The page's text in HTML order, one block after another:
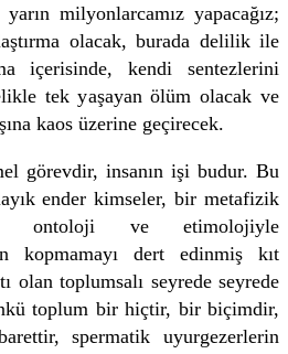
milyonlarcamız yapacağız;
olacak, burada delilik ile
içerisinde, kendi sentezlerini
tek yaşayan ölüm olacak ve
kaos üzerine geçirecek.
görevdir, insanın işi budur. Bu
ender kimseler, bir metafizik
ontoloji ve etimolojiyle
kopmamayı dert edinmiş kıt
olan toplumsalı seyrede seyrede
toplum bir hiçtir, bir biçimdir,
spermatik uyurgezerlerin